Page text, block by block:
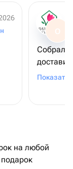
2026
О
Собрали
вашу
Показать
на любой